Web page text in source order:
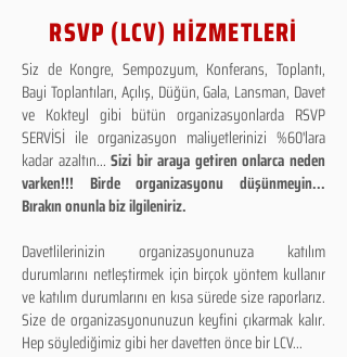
RSVP (LCV) HİZMETLERİ
Siz de Kongre, Sempozyum, Konferans, Toplantı,
Bayi Toplantıları, Açılış, Düğün, Gala, Lansman, Davet
ve Kokteyl gibi bütün organizasyonlarda RSVP
SERVİSİ ile organizasyon maliyetlerinizi %60'lara
kadar azaltın...Sizi bir araya getiren onlarca neden
varken!!! Birde organizasyonu düşünmeyin...
Bırakın onunla biz ilgileniriz.
Davetlilerinizin organizasyonunuza katılım
durumlarını netleştirmek için birçok yöntem kullanır
ve katılım durumlarını en kısa sürede size raporlarız.
Size de organizasyonunuzun keyfini çıkarmak kalır.
Hep söylediğimiz gibi her davetten önce bir LCV...